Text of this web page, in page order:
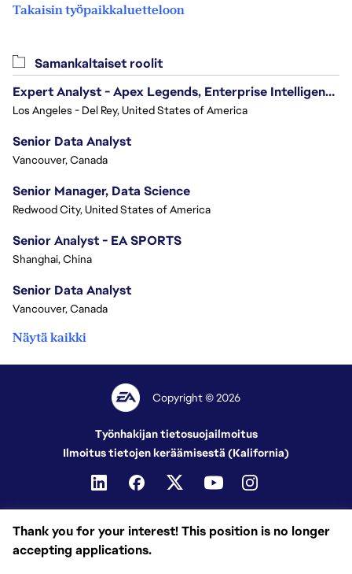
Takaisin työpaikkaluetteloon
Thank you for your interest! This position is no longer
accepting applications.
Samankaltaiset roolit
Expert Analyst - Apex Legends, Enterprise Intelligence (EI)
Los Angeles - Del Rey, United States of America
Senior Data Analyst
Vancouver, Canada
Senior Manager, Data Science
Redwood City, United States of America
Senior Analyst - EA SPORTS
Shanghai, China
Senior Data Analyst
Vancouver, Canada
Näytä kaikki
Copyright © 2026
Työnhakijan tietosuojailmoitus
Ilmoitus tietojen keräämisestä (Kalifornia)